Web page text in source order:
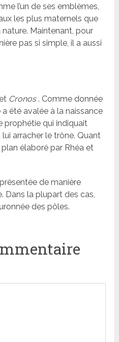
l’un de ses emblèmes,
les plus maternels que
nature. Maintenant, pour
pas si simple, il a aussi
et Cronos. Comme donnée
été avalée à la naissance
prophétie qui indiquait
lui arracher le trône. Quant
élaboré par Rhéa et
de manière
Dans la plupart des cas,
des pôles.